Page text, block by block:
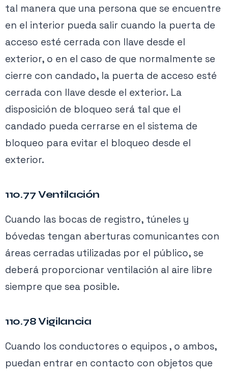
tal manera que una persona que se encuentre
en el interior pueda salir cuando la puerta de
acceso esté cerrada con llave desde el
exterior, o en el caso de que normalmente se
cierre con candado, la puerta de acceso esté
cerrada con llave desde el exterior. La
disposición de bloqueo será tal que el
candado pueda cerrarse en el sistema de
bloqueo para evitar el bloqueo desde el
exterior.
110.77 Ventilación
Cuando las bocas de registro, túneles y
bóvedas tengan aberturas comunicantes con
áreas cerradas utilizadas por el público, se
deberá proporcionar ventilación al aire libre
siempre que sea posible.
110.78 Vigilancia
Cuando los conductores o equipos , o ambos,
puedan entrar en contacto con objetos que